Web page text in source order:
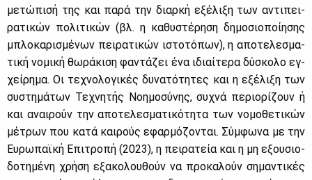
με­τώ­πι­σή της και πα­ρά την διαρ­κή εξέ­λι­ξη των αντι­πει­
ρα­τι­κών πο­λι­τι­κών (βλ. η κα­θυ­στέ­ρη­ση δη­μο­σιο­ποί­η­σης
μπλο­κα­ρι­σμέ­νων πει­ρα­τι­κών ιστο­τό­πων), η απο­τε­λε­σμα­
τι­κή νο­μι­κή θω­ρά­κι­ση φα­ντά­ζει ένα ιδιαί­τε­ρα δύ­σκο­λο εγ­
χεί­ρη­μα. Οι τε­χνο­λο­γι­κές δυ­να­τό­τη­τες και η εξέ­λι­ξη των
συ­στη­μά­των Τε­χνη­τής Νοη­μο­σύ­νης, συ­χνά πε­ριο­ρί­ζουν ή
και αναι­ρούν την απο­τε­λε­σμα­τι­κό­τη­τα των νο­μο­θε­τι­κών
μέ­τρων που κα­τά και­ρούς εφαρ­μό­ζο­νται. Σύμ­φω­να με την
Ευ­ρω­παϊ­κή Επι­τρο­πή (2023), η πει­ρα­τεία και η μη εξου­σιο­
δο­τη­μέ­νη χρή­ση εξα­κο­λου­θούν να προ­κα­λούν ση­μα­ντι­κές